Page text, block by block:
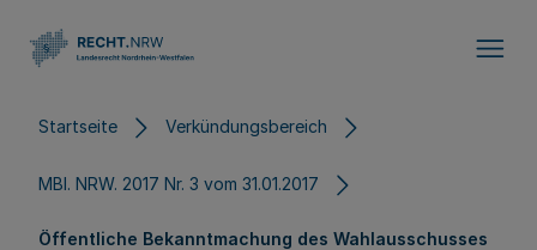
Startseite Verkündungsbereich
MBl. NRW. 2017 Nr. 3 vom 31.01.2017
Öffentliche Bekanntmachung des Wahlausschusses